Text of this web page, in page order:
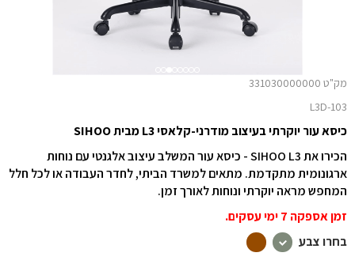
מק"ט 331030000000
L3D-103
כיסא עור יוקרתי בעיצוב מודרני-קלאסי L3 מבית SIHOO
הכירו את SIHOO L3 - כיסא עור המשלב עיצוב אלגנטי עם נוחות
ארגונומית מתקדמת. מתאים למשרד הביתי, לחדר העבודה או לכל חלל
המחפש מראה יוקרתי ונוחות לאורך זמן.
זמן אספקה 7 ימי עסקים.
בחרו צבע